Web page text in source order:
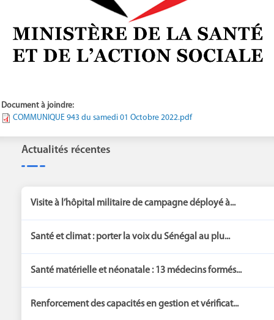
Document à joindre:
COMMUNIQUE 943 du samedi 01 Octobre 2022.pdf
Actualités récentes
Visite à l’hôpital militaire de campagne déployé à...
Santé et climat : porter la voix du Sénégal au plu...
Santé matérielle et néonatale : 13 médecins formés...
Renforcement des capacités en gestion et vérificat...